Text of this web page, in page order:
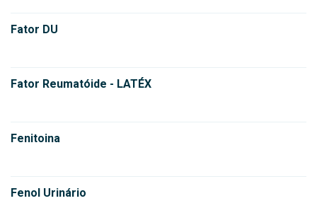
Fator DU
Fator Reumatóide - LATÉX
Fenitoina
Fenol Urinário